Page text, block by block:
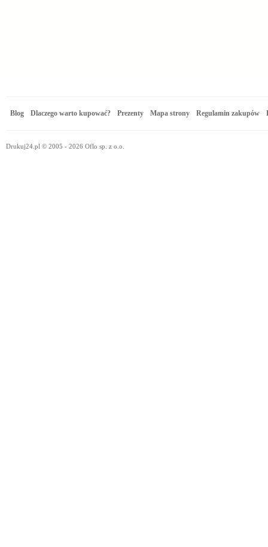
Blog Dlaczego warto kupować? Prezenty Mapa strony Regulamin zakupów
Drukuj24.pl © 2005 - 2026 Oflo sp. z o.o.